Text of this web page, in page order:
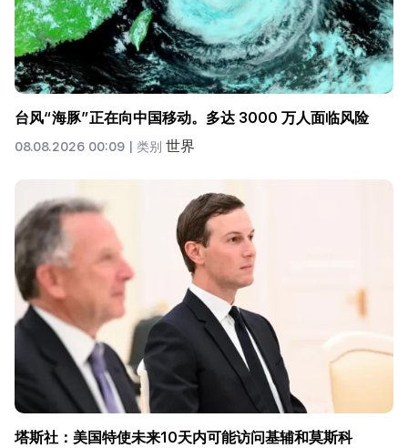
台风“海豚”正在向中国移动。多达 3000 万人面临风险
08.08.2026 00:09 | 类别 世界
塔斯社：美国特使未来10天内可能访问基辅和莫斯科